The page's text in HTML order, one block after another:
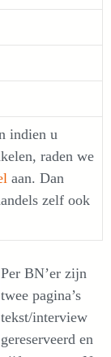
indien u
raden we
aan. Dan
zelf ook
Per BN’er zijn
twee pagina’s
tekst/interview
gereserveerd en